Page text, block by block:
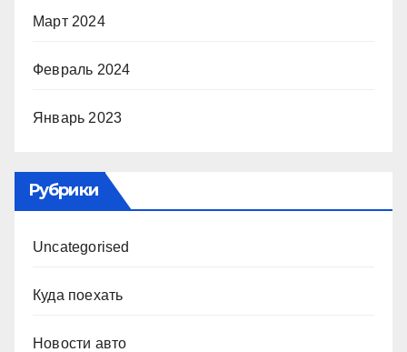
Март 2024
Февраль 2024
Январь 2023
Рубрики
Uncategorised
Куда поехать
Новости авто